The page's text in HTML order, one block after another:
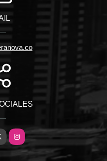
Instagram